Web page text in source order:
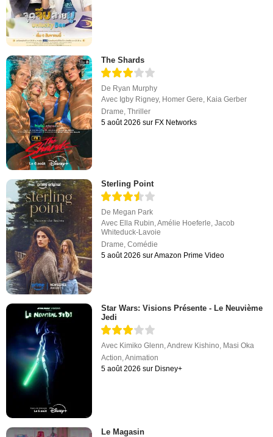
The Shards
De Ryan Murphy
Avec Igby Rigney, Homer Gere, Kaia Gerber
Drame,Thriller
5 août 2026 sur FX Networks
Sterling Point
De Megan Park
Avec Ella Rubin,Amélie Hoeferle,Jacob
Whiteduck-Lavoie
Drame,Comédie
5 août 2026 sur Amazon Prime Video
Star Wars: Visions Présente - Le Neuvième
Jedi
Avec Kimiko Glenn ,Andrew Kishino Masi Oka
Action ,Animation
5 août 2026 sur Disney+
Le Magasin